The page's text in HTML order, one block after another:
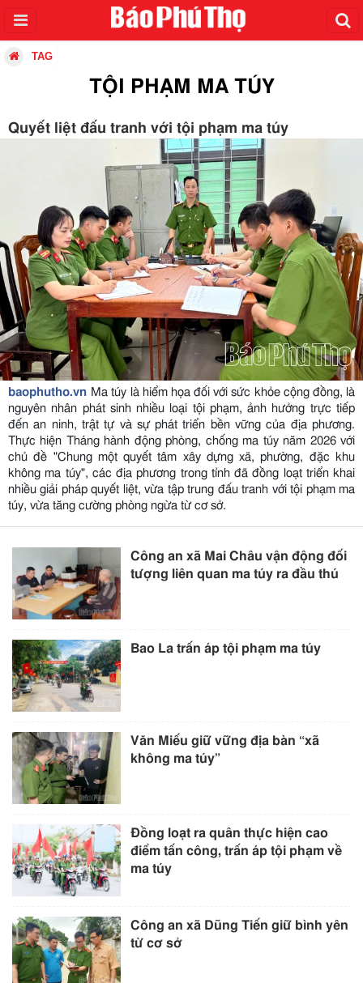
TAG
TỘI PHẠM MA TÚY
Quyết liệt đấu tranh với tội phạm ma túy
baophutho.vn Ma túy là hiểm họa đối với sức khỏe cộng đồng, là
nguyên nhân phát sinh nhiều loại tội phạm, ảnh hưởng trực tiếp
đến an ninh, trật tự và sự phát triển bền vững của địa phương.
Thực hiện Tháng hành động phòng, chống ma túy năm 2026 với
chủ đề "Chung một quyết tâm xây dựng xã, phường, đặc khu
không ma túy", các địa phương trong tỉnh đã đồng loạt triển khai
nhiều giải pháp quyết liệt, vừa tập trung đấu tranh với tội phạm ma
túy, vừa tăng cường phòng ngừa từ cơ sở.
Công an xã Mai Châu vận động đối
tượng liên quan ma túy ra đầu thú
Bao La trấn áp tội phạm ma túy
Văn Miếu giữ vững địa bàn “xã
không ma túy”
Đồng loạt ra quân thực hiện cao
điểm tấn công, trấn áp tội phạm về
ma túy
Công an xã Dũng Tiến giữ bình yên
từ cơ sở